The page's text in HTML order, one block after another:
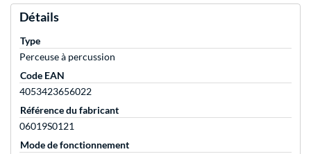
Détails
Type
Perceuse à percussion
Code EAN
4053423656022
Référence du fabricant
06019S0121
Mode de fonctionnement